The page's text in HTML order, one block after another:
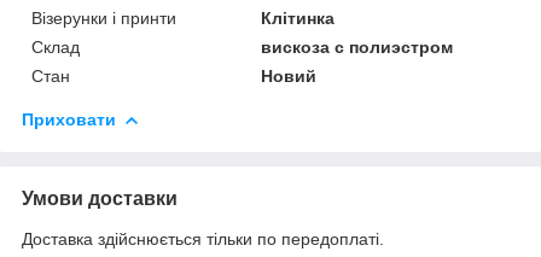
Візерунки і принти
Клітинка
Склад
вискоза с полиэстром
Стан
Новий
Приховати
Умови доставки
Доставка здійснюється тільки по передоплаті.